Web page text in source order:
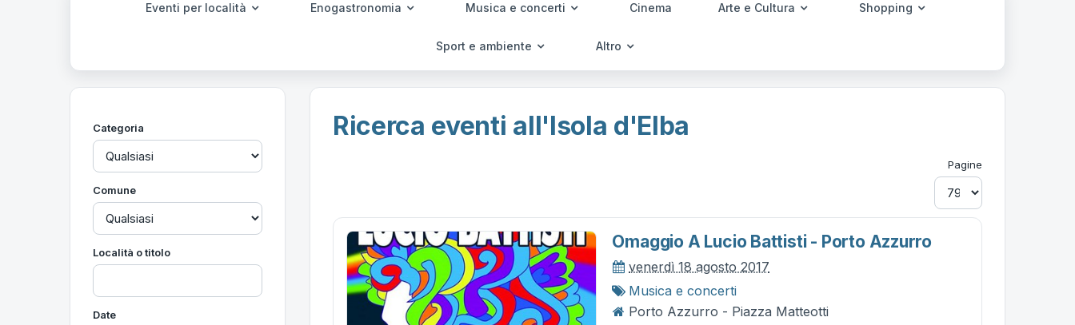
Eventi per località Enogastronomia Musica e concerti Cinema Arte e Cultura Shopping
Sport e ambiente Altro
Categoria
Comune
Località o titolo
Date
Ricerca eventi all'Isola d'Elba
Pagine
Omaggio A Lucio Battisti - Porto Azzurro
venerdì 18 agosto 2017
Musica e concerti
Porto Azzurro - Piazza Matteotti